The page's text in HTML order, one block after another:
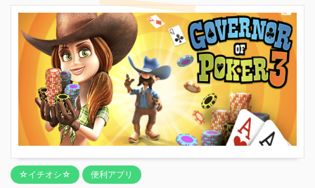
☆イチオシ☆ 便利アプリ